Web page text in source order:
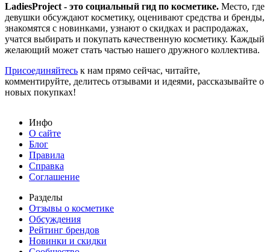
LadiesProject - это социальный гид по косметике. Место, где
девушки обсуждают косметику, оценивают средства и бренды,
знакомятся с новинками, узнают о скидках и распродажах,
учатся выбирать и покупать качественную косметику. Каждый
желающий может стать частью нашего дружного коллектива.
Присоединяйтесь к нам прямо сейчас, читайте,
комментируйте, делитесь отзывами и идеями, рассказывайте о
новых покупках!
Инфо
О сайте
Блог
Правила
Справка
Соглашение
Разделы
Отзывы о косметике
Обсуждения
Рейтинг брендов
Новинки и скидки